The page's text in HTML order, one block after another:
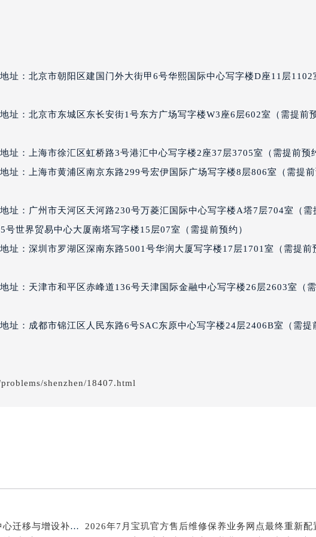
宝玑售后服务中心（需提前预约）
宝玑售后服务中心（需提前预约）
宝玑售后服务中心（需提前预约）
宝玑售后服务中心（需提前预约）
街宝玑售后服务中心（需提前预约）
路宝玑售后服务中心（需提前预约）
大街宝玑售后服务中心（需提前预约）
宝玑售后服务中心（需提前预约）
与渤海大街交叉口宝玑售后服务中心（需提前预约）
83号亨得利名表维修授权店1楼宝玑售后服务中心（需提前预约）
大街北国先天下宝玑售后服务中心（需提前预约）
区新华街宝玑售后服务中心（需提前预约）
幸福路甲3号王府井百货名表维修宝玑售后服务中心（需提前预约）
区明仁大街宝玑售后服务中心（需提前预约）
人民南路宝玑售后服务中心（需提前预约）
玑售后服务中心（需提前预约）
地址：北京市朝阳区建国门外大街甲6号华熙国际中心写字楼D座11层1102
地址：北京市东城区东长安街1号东方广场写字楼W3座6层602室（需提前
地址：上海市徐汇区虹桥路3号港汇中心写字楼2座37层3705室（需提前预
地址：上海市黄浦区南京东路299号宏伊国际广场写字楼8层806室（需提前
地址：广州市天河区天河路230号万菱汇国际中心写字楼A塔7层704室（需
世界贸易中心大厦南塔写字楼15层07室（需提前预约）
地址：深圳市罗湖区深南东路5001号华润大厦写字楼17层1701室（需提前
地址：天津市和平区赤峰道136号天津国际金融中心写字楼26层2603室（
地址：成都市锦江区人民东路6号SAC东原中心写字楼24层2406B室（需提
shenzhen/18407.html
2026年7月宝玑官方维修中心及保养服务中心迁移与增设补充确认文件内容